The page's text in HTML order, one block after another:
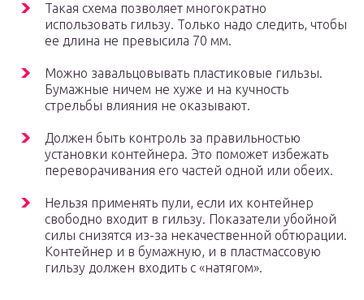
Такая схема позволяет многократно
использовать гильзу. Только надо следить, чтобы
ее длина не превысила 70 мм.
Можно завальцовывать пластиковые гильзы.
Бумажные ничем не хуже и на кучность
стрельбы влияния не оказывают.
Должен быть контроль за правильностью
установки контейнера. Это поможет избежать
переворачивания его частей одной или обеих.
Нельзя применять пули, если их контейнер
свободно входит в гильзу. Показатели убойной
силы снизятся из-за некачественной обтюрации.
Контейнер и в бумажную, и в пластмассовую
гильзу должен входить с «натягом».